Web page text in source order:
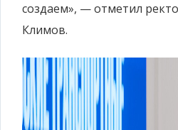
создаем», — отметил
Климов.